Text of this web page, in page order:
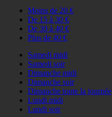
Moins de 20 €
De 15 à 30 €
De 30 à 40 €
Plus de 40 €
Samedi midi
Samedi soir
Dimanche midi
Dimanche soir
Dimanche toute la journée
Lundi midi
Lundi soir